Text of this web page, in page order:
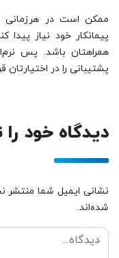
ممکن است در هرزمانی
پیمانکار خود نیاز پیدا
همراهتان باشد. پس
پشتیبانی را در اختیارتان
دیدگاه خود
نشانی ایمیل شما منتشر
شده‌اند.